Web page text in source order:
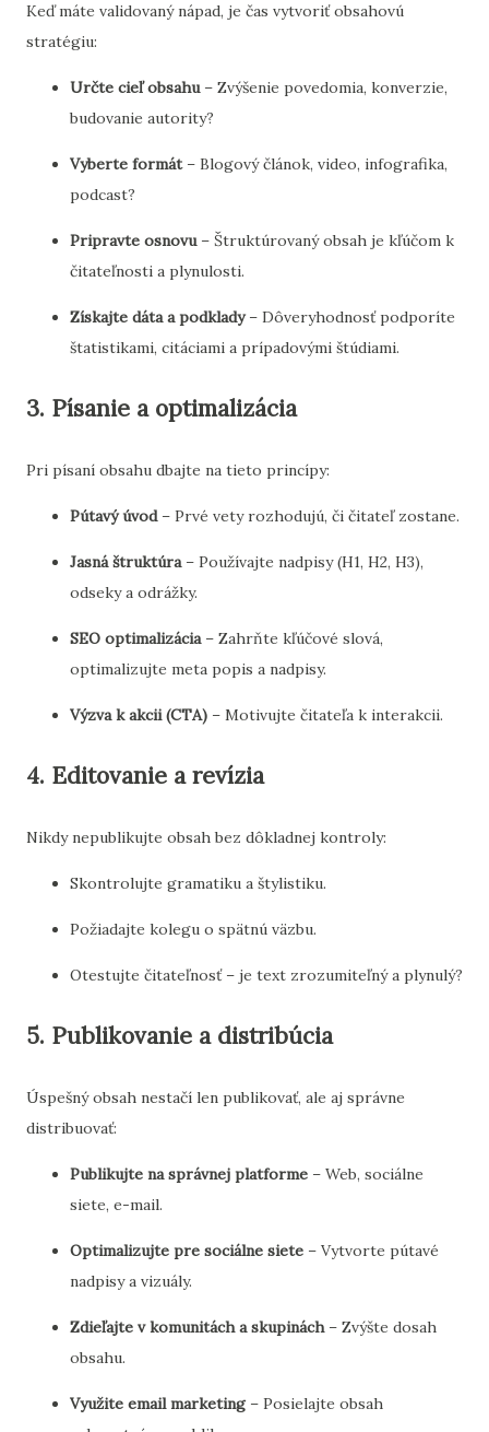
Keď máte validovaný nápad, je čas vytvoriť obsahovú
stratégiu:
Určte cieľ obsahu– Zvýšenie povedomia, konverzie,
budovanie autority?
Vyberte formát– Blogový článok, video, infografika,
podcast?
Pripravte osnovu– Štruktúrovaný obsah je kľúčom k
čitateľnosti a plynulosti.
Získajte dáta a podklady– Dôveryhodnosť podporíte
štatistikami, citáciami a prípadovými štúdiami.
3. Písanie a optimalizácia
Pri písaní obsahu dbajte na tieto princípy:
Pútavý úvod– Prvé vety rozhodujú, či čitateľ zostane.
Jasná štruktúra– Používajte nadpisy (H1, H2, H3),
odseky a odrážky.
SEO optimalizácia– Zahrňte kľúčové slová,
optimalizujte meta popis a nadpisy.
Výzva k akcii (CTA) – Motivujte čitateľa k interakcii.
4. Editovanie a revízia
Nikdy nepublikujte obsah bez dôkladnej kontroly:
Skontrolujte gramatiku a štylistiku.
Požiadajte kolegu o spätnú väzbu.
Otestujte čitateľnosť – je text zrozumiteľný a plynulý?
5. Publikovanie a distribúcia
Úspešný obsah nestačí len publikovať, ale aj správne
distribuovať:
Publikujte na správnej platforme – Web, sociálne
siete, e-mail.
Optimalizujte pre sociálne siete – Vytvorte pútavé
nadpisy a vizuály.
Zdieľajte v komunitách a skupinách– Zvýšte dosah
obsahu.
Využite email marketing– Posielajte obsah